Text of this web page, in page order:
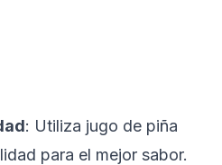
: Utiliza jugo de piña
para el mejor sabor.